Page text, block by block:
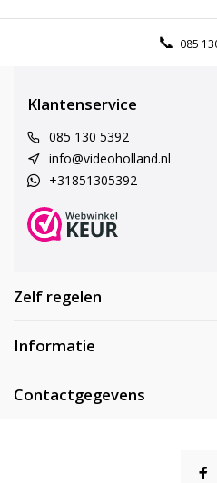
085
Klantenservice
085 130 5392
info@videoholland.nl
+31851305392
Zelf regelen
Informatie
Contactgegevens